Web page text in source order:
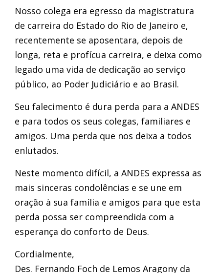
Nosso colega era egresso da magistratura
de carreira do Estado do Rio de Janeiro e,
recentemente se aposentara, depois de
longa, reta e profícua carreira, e deixa como
legado uma vida de dedicação ao serviço
público, ao Poder Judiciário e ao Brasil.
Seu falecimento é dura perda para a ANDES
e para todos os seus colegas, familiares e
amigos. Uma perda que nos deixa a todos
enlutados.
Neste momento difícil, a ANDES expressa as
mais sinceras condolências e se une em
oração à sua família e amigos para que esta
perda possa ser compreendida com a
esperança do conforto de Deus.
Cordialmente,
Des. Fernando Foch de Lemos Aragony da